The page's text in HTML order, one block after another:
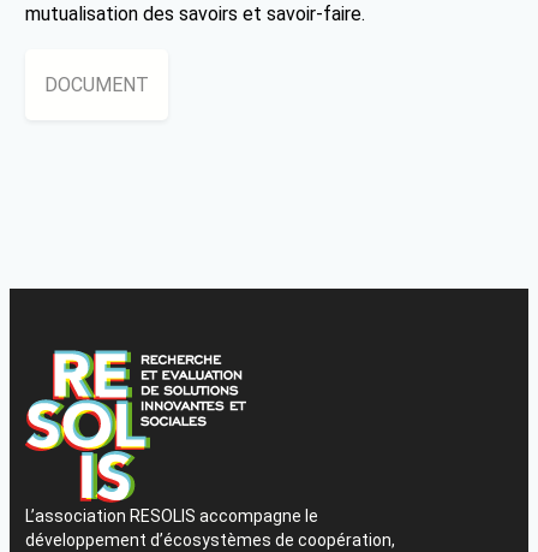
mutualisation des savoirs et savoir-faire.
DOCUMENT
L’association RESOLIS accompagne le
développement d’écosystèmes de coopération,